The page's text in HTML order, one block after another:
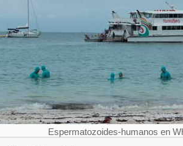
Espermatozoides-humanos en